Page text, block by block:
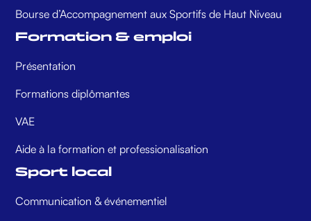
Bourse d’Accompagnement aux Sportifs de Haut Niveau
Formation & emploi
Présentation
Formations diplômantes
VAE
Aide à la formation et professionalisation
Sport local
Communication & événementiel